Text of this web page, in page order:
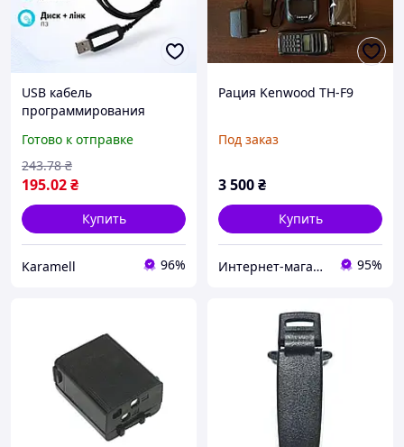
USB кабель
программирования
Kenwood двухпиновый
3,5 мм 2,5 мм длина 10 см
совместимость UV5R TH
TK KPG диск с
Готово к отправке
195.02₴
243.78 ₴
Купить
Karamell 96%
Рация Kenwood TH-F9
Под заказ
3 500₴
Купить
Интернет-магазин "Находка" 95%